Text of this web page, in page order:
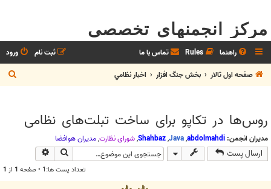
مرکز انجمنهای تخصصی
راهنما Rules تماس با ما ورود
ثبت نام
صفحه اول تالار
بخش جنگ افزار اخبار نظامي
س
روس‌ها در تکاپو برای ساخت تبلت‌های نظامی
مدیران انجمن: abdolmahdi
,
Java
,
Shahbaz
,شوراي نظارت,مديران هوافضا
ارسال پست جستجو
تعداد پست ها:1 • صفحه 1 از 1